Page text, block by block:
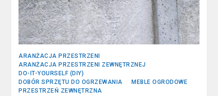
ARANŻACJA PRZESTRZENI
ARANŻACJA PRZESTRZENI ZEWNĘTRZNEJ
DO-IT-YOURSELF (DIY)
DOBÓR SPRZĘTU DO OGRZEWANIA
MEBLE OGRODOWE
PRZESTRZEŃ ZEWNĘTRZNA